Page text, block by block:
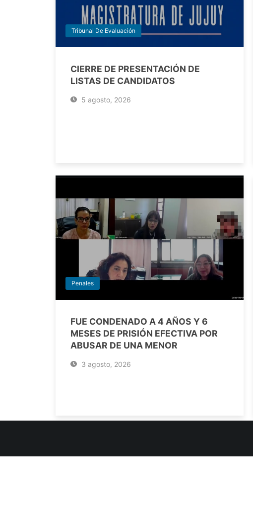
Tribunal De Evaluación
CIERRE DE PRESENTACIÓN DE
LISTAS DE CANDIDATOS
5 agosto, 2026
Penales
FUE CONDENADO A 4 AÑOS Y 6
MESES DE PRISIÓN EFECTIVA POR
ABUSAR DE UNA MENOR
3 agosto, 2026